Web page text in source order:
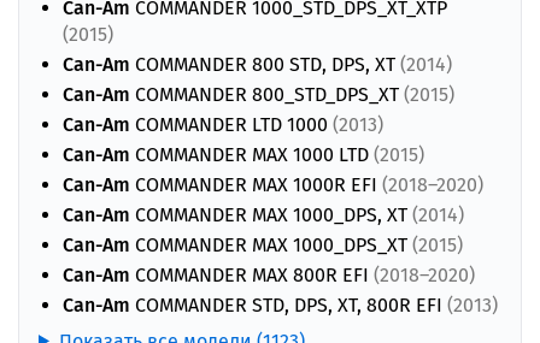
Can-Am COMMANDER 1000_STD_DPS_XT_XTP
(2015)
Can-Am COMMANDER 800 STD, DPS, XT (2014)
Can-Am COMMANDER 800_STD_DPS_XT (2015)
Can-Am COMMANDER LTD 1000 (2013)
Can-Am COMMANDER MAX 1000 LTD (2015)
Can-Am COMMANDER MAX 1000R EFI (2018–2020)
Can-Am COMMANDER MAX 1000_DPS, XT (2014)
Can-Am COMMANDER MAX 1000_DPS_XT (2015)
Can-Am COMMANDER MAX 800R EFI (2018–2020)
Can-Am COMMANDER STD, DPS, XT, 800R EFI (2013)